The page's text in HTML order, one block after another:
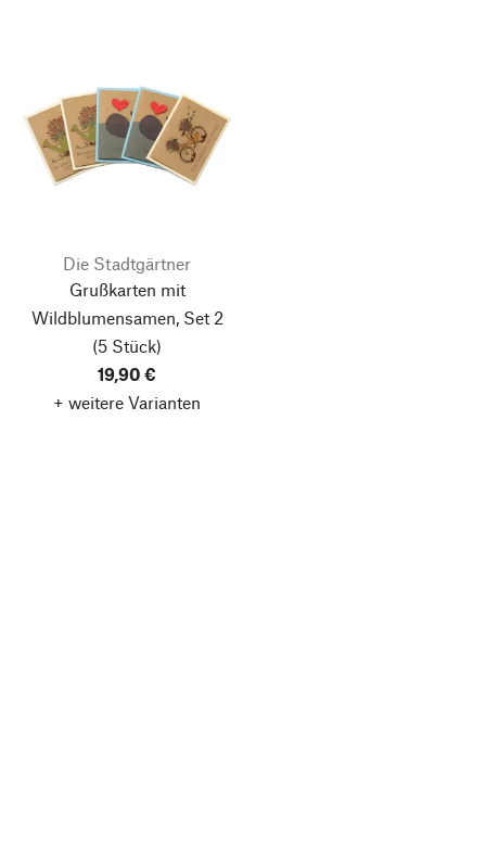
Die Stadtgärtner
Grußkarten mit
Wildblumensamen, Set 2
(5 Stück)
19,90 €
+ weitere Varianten